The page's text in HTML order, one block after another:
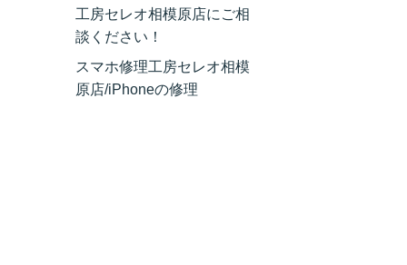
工房セレオ相模原店にご相
談ください！
スマホ修理工房セレオ相模
原店/iPhoneの修理